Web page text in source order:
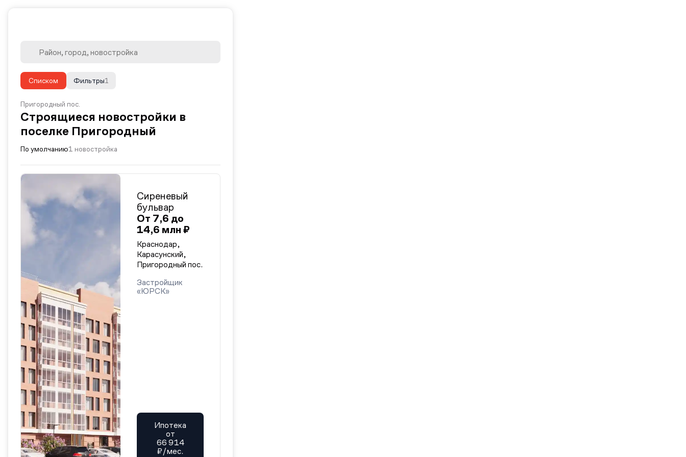
Списком 1
Фильтры
Пригородный пос.
Строящиеся новостройки в
поселке Пригородный
По умолчанию1 новостройка
Сиреневый
бульвар
От 7,6 до
14,6 млн ₽
Краснодар,
Карасунский,
Пригородный пос.
Застройщик
«ЮРСК»
Ипотека
от
66 914
₽/мес.